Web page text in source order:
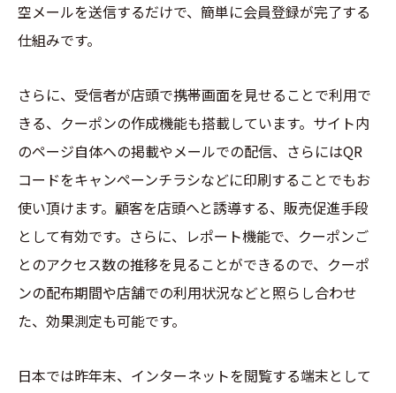
空メールを送信するだけで、簡単に会員登録が完了する
仕組みです。
さらに、受信者が店頭で携帯画面を見せることで利用で
きる、クーポンの作成機能も搭載しています。サイト内
のページ自体への掲載やメールでの配信、さらにはQR
コードをキャンペーンチラシなどに印刷することでもお
使い頂けます。顧客を店頭へと誘導する、販売促進手段
として有効です。さらに、レポート機能で、クーポンご
とのアクセス数の推移を見ることができるので、クーポ
ンの配布期間や店舗での利用状況などと照らし合わせ
た、効果測定も可能です。
日本では昨年末、インターネットを閲覧する端末として